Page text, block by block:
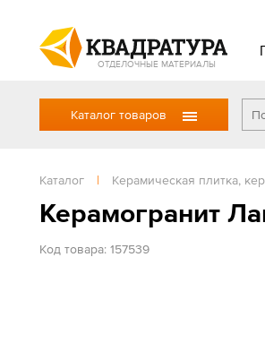
ОТДЕЛОЧНЫЕ МАТЕРИАЛЫ
Каталог товаров
Каталог | Керамическая плитка,
Керамогранит
Код товара: 157539